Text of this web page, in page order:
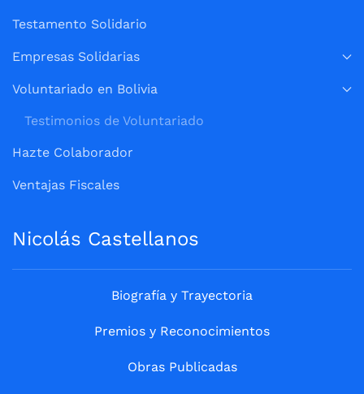
Testamento Solidario
Empresas Solidarias
Voluntariado en Bolivia
Testimonios de Voluntariado
Hazte Colaborador
Ventajas Fiscales
Nicolás Castellanos
Biografía y Trayectoria
Premios y Reconocimientos
Obras Publicadas